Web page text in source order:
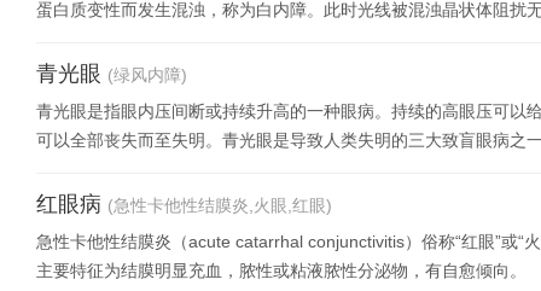
蛋白质变性而发生混浊，称为白内障。此时光线被混浊晶状体阻扰
青光眼 (绿风内障)
青光眼是指眼内压间断或持续升高的一种眼病。持续的高眼压可以
可以全部丧失而至失明。青光眼是导致人类失明的三大致盲眼病之
红眼病 (急性卡他性结膜炎,火眼,红眼)
急性卡他性结膜炎（acute catarrhal conjunctivitis）俗称“红眼”或“
主要特征为结膜明显充血，脓性或粘液脓性分泌物，有自愈倾向。